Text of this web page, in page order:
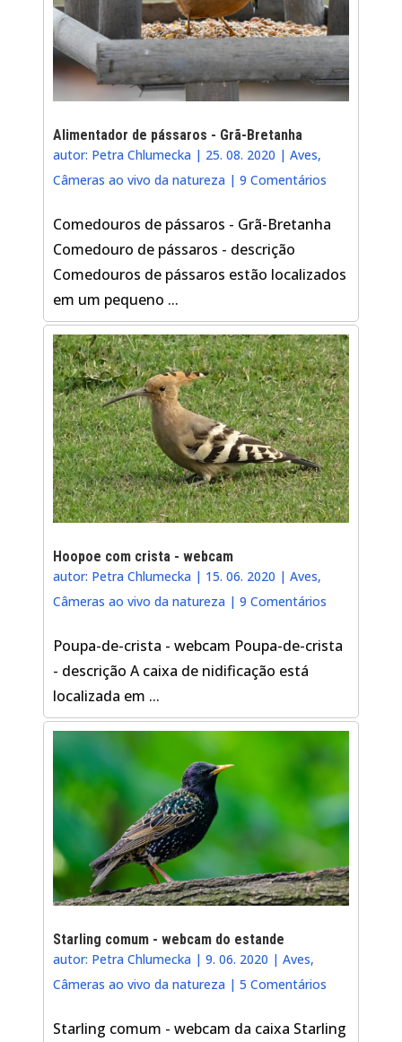
Alimentador de pássaros - Grã-Bretanha
autor: Petra Chlumecka | 25. 08. 2020 |Aves,
Câmeras ao vivo da natureza |9 Comentários
Comedouros de pássaros - Grã-Bretanha
Comedouro de pássaros - descrição
Comedouros de pássaros estão localizados
em um pequeno ...
Hoopoe com crista - webcam
autor: Petra Chlumecka | 15. 06. 2020 |Aves,
Câmeras ao vivo da natureza |9 Comentários
Poupa-de-crista - webcam Poupa-de-crista
- descrição A caixa de nidificação está
localizada em ...
Starling comum - webcam do estande
autor: Petra Chlumecka |9. 06. 2020 |Aves,
Câmeras ao vivo da natureza |5 Comentários
Starling comum - webcam da caixa Starling